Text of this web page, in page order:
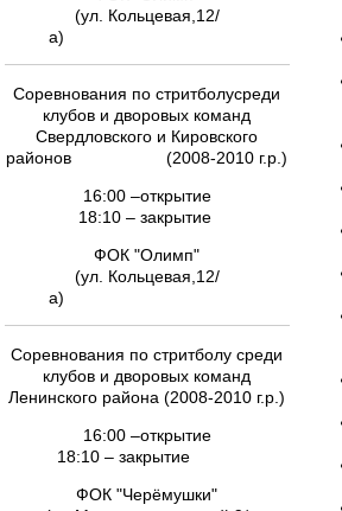
(ул. Кольцевая,12/
а)
Соревнования по стритболусреди
клубов и дворовых команд
Свердловского и Кировского
районов (2008-2010 г.р.)
16:00 –открытие
18:10 – закрытие
ФОК "Олимп"
(ул. Кольцевая,12/
а)
Соревнования по стритболу среди
клубов и дворовых команд
Ленинского района (2008-2010 г.р.)
16:00 –открытие
18:10 – закрытие
ФОК "Черёмушки"